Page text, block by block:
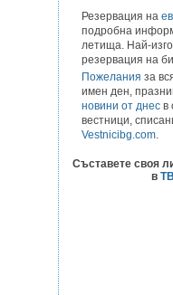
Резервация на
подробна
летища. Най-
резервация на
Пожелания за
имен ден,
новини от днес в
вестници,
Vestnicibg.com.
Съставете своя
в